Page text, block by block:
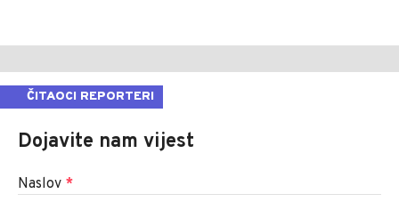
ČITAOCI REPORTERI
Dojavite nam vijest
Naslov *